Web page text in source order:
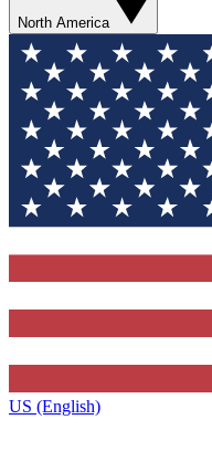
North America
US (English)